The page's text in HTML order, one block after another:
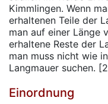
Kimmlingen. Wenn
erhaltenen Teile der
man auf einer Länge
erhaltene Reste der
man muss nicht wie
Langmauer suchen.
Einordnung